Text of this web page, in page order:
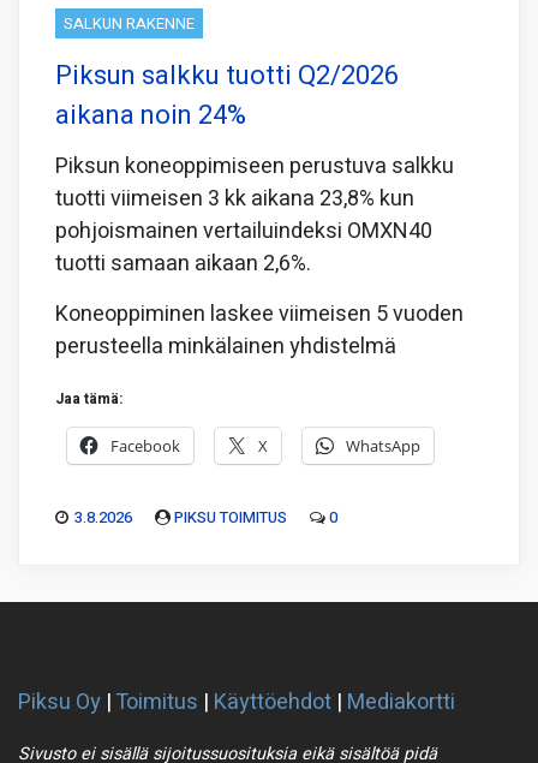
SALKUN RAKENNE
Piksun salkku tuotti Q2/2026
aikana noin 24%
Piksun koneoppimiseen perustuva salkku
tuotti viimeisen 3 kk aikana 23,8% kun
pohjoismainen vertailuindeksi OMXN40
tuotti samaan aikaan 2,6%.
Koneoppiminen laskee viimeisen 5 vuoden
perusteella minkälainen yhdistelmä
Jaa tämä:
Facebook X WhatsApp
3.8.2026 PIKSU TOIMITUS 0
Piksu Oy |Toimitus | Käyttöehdot | Mediakortti
Sivusto ei sisällä sijoitussuosituksia eikä sisältöä pidä